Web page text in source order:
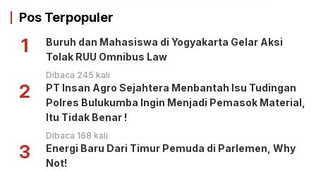
Pos Terpopuler
1
Buruh dan Mahasiswa di Yogyakarta Gelar Aksi
Tolak RUU Omnibus Law
Dibaca 245 kali
2
PT Insan Agro Sejahtera Menbantah Isu Tudingan
Polres Bulukumba Ingin Menjadi Pemasok Material,
Itu Tidak Benar !
Dibaca 168 kali
3
Energi Baru Dari Timur Pemuda di Parlemen, Why
Not!